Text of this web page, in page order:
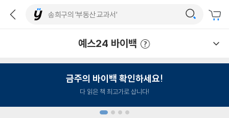
예스24 바이백
금주의 바이백 확인하세요!
다 읽은 책 최고가로 삽니다!